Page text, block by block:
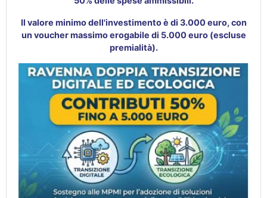
Il valore minimo dell'investimento è di 3.000 euro, con
un voucher massimo erogabile di 5.000 euro (escluse
premialità).